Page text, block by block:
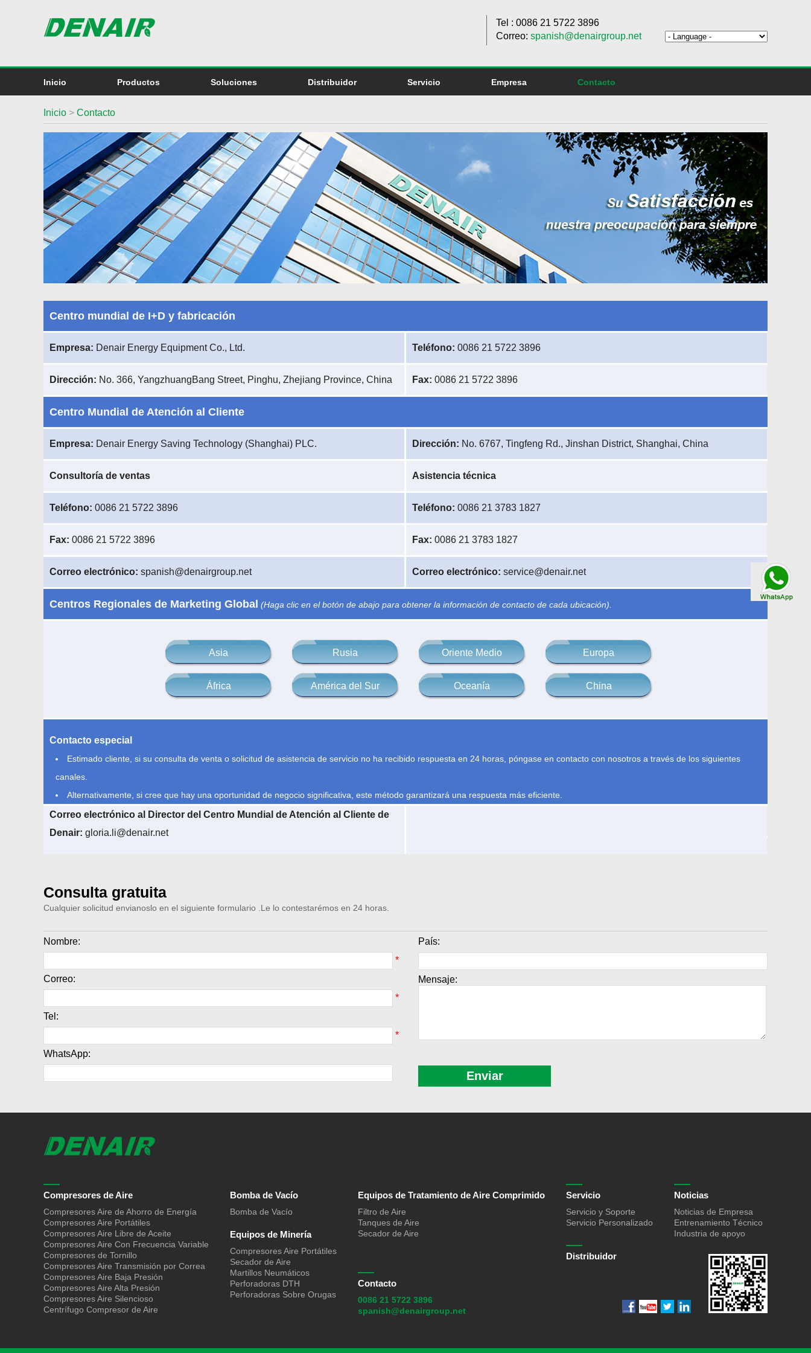
Tel : 0086 21 5722 3896
Correo: spanish@denairgroup.net
Inicio Productos Soluciones Distribuidor Servicio Empresa Contacto
Inicio > Contacto
Centro mundial de I+D y fabricación
Empresa: Denair Energy Equipment Co., Ltd. Teléfono: 0086 21 5722 3896
Dirección: No. 366, YangzhuangBang Street, Pinghu, Zhejiang Province, China Fax: 0086 21 5722 3896
Centro Mundial de Atención al Cliente
Empresa: Denair Energy Saving Technology (Shanghai) PLC. Dirección: No. 6767, Tingfeng Rd., Jinshan District, Shanghai, China
Consultoría de ventas Asistencia técnica
Teléfono: 0086 21 5722 3896 Teléfono: 0086 21 3783 1827
Fax: 0086 21 5722 3896 Fax: 0086 21 3783 1827
Correo electrónico: spanish@denairgroup.net Correo electrónico: service@denair.net
Centros Regionales de Marketing Global (Haga clic en el botón de abajo para obtener la información de contacto de cada ubicación).
Asia Rusia Oriente Medio Europa
África América del Sur Oceanía China
Contacto especial
Estimado cliente, si su consulta de venta o solicitud de asistencia de servicio no ha recibido respuesta en 24 horas, póngase en contacto con nosotros a través de los siguientes
canales.
Alternativamente, si cree que hay una oportunidad de negocio significativa, este método garantizará una respuesta más eficiente.
Correo electrónico al Director del Centro Mundial de Atención al Cliente de
Denair: gloria.li@denair.net
Consulta gratuita
Cualquier solicitud envianoslo en el siguiente formulario .Le lo contestarémos en 24 horas.
Nombre:
*
Correo:
*
Tel:
*
WhatsApp:
País:
Mensaje:
Compresores de Aire
Compresores Aire de Ahorro de Energía
Compresores Aire Portátiles
Compresores Aire Libre de Aceite
Compresores Aire Con Frecuencia Variable
Compresores de Tornillo
Compresores Aire Transmisión por Correa
Compresores Aire Baja Presión
Compresores Aire Alta Presión
Compresores Aire Silencioso
Centrífugo Compresor de Aire
Bomba de Vacío
Bomba de Vacío
Equipos de Minería
Compresores Aire Portátiles
Secador de Aire
Martillos Neumáticos
Perforadoras DTH
Perforadoras Sobre Orugas
Equipos de Tratamiento de Aire Comprimido
Filtro de Aire
Tanques de Aire
Secador de Aire
Servicio
Servicio y Soporte
Servicio Personalizado
Distribuidor
Noticias
Noticias de Empresa
Entrenamiento Técnico
Industria de apoyo
Contacto
0086 21 5722 3896
spanish@denairgroup.net
WhatsApp